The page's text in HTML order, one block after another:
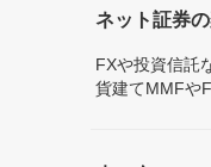
ネット証券
FXや投資信託
貨建てMMFや